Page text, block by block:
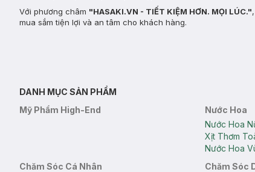
Với phương châm "HASAKI.VN - TIẾT KIỆM HƠN. MỌI LÚC.",
mua sắm tiện lợi và an tâm cho khách hàng.
DANH MỤC SẢN PHẨM
Mỹ Phẩm High-End
Nước Hoa
Nước Hoa
Xịt Thơm
Nước Hoa
Chăm Sóc Cá Nhân
Chăm Sóc